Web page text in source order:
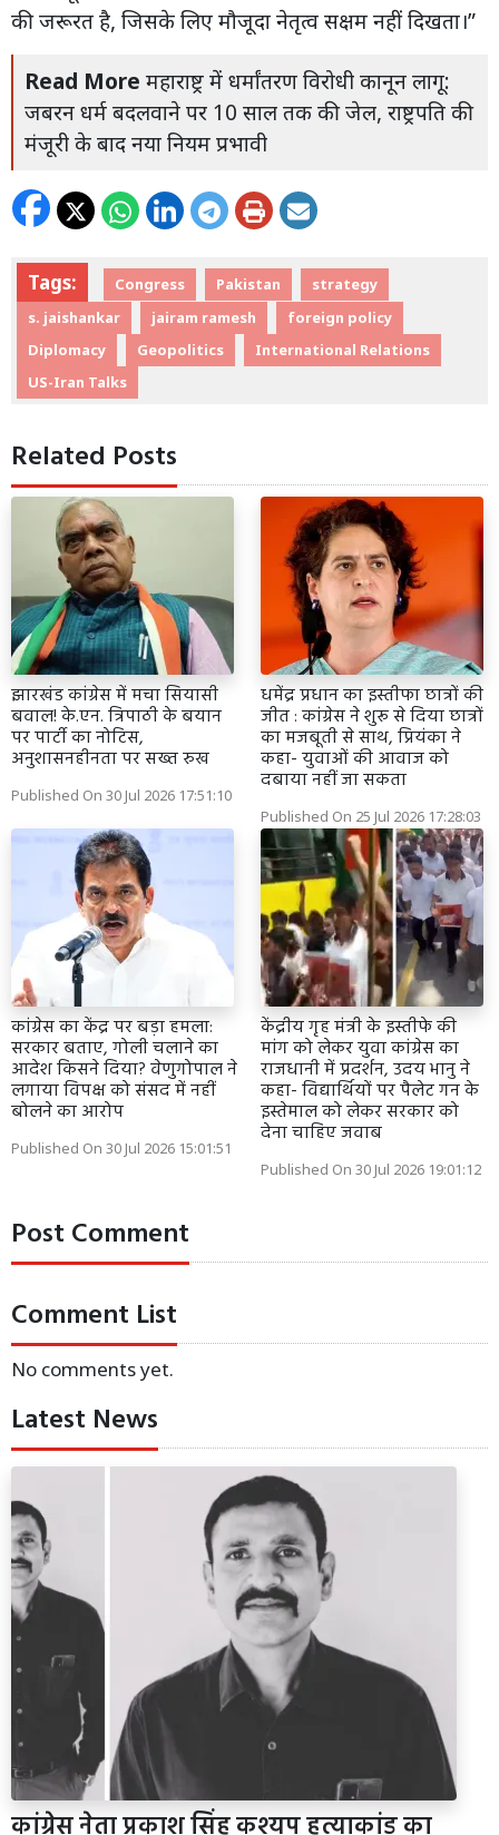
की जरूरत है, जिसके लिए मौजूदा नेतृत्व सक्षम नहीं दिखता।”
Read More महाराष्ट्र में धर्मांतरण विरोधी कानून लागू:
जबरन धर्म बदलवाने पर 10 साल तक की जेल, राष्ट्रपति की
मंजूरी के बाद नया नियम प्रभावी
Tags: Congress Pakistan
strategy
s. jaishankar
jairam ramesh
foreign policy
Diplomacy
Geopolitics
International Relations
US-Iran Talks
Related Posts
झारखंड कांग्रेस में मचा सियासी
बवाल! के.एन. त्रिपाठी के बयान
पर पार्टी का नोटिस,
अनुशासनहीनता पर सख्त रुख
Published On 30 Jul 2026 17:51:10
धमेंद्र प्रधान का इस्तीफा छात्रों की
जीत : कांग्रेस ने शुरू से दिया छात्रों
का मजबूती से साथ, प्रियंका ने
कहा- युवाओं की आवाज को
दबाया नहीं जा सकता
Published On 25 Jul 2026 17:28:03
कांग्रेस का केंद्र पर बड़ा हमला:
सरकार बताए, गोली चलाने का
आदेश किसने दिया? वेणुगोपाल ने
लगाया विपक्ष को संसद में नहीं
बोलने का आरोप
Published On 30 Jul 2026 15:01:51
केंद्रीय गृह मंत्री के इस्तीफे की
मांग को लेकर युवा कांग्रेस का
राजधानी में प्रदर्शन, उदय भानु ने
कहा- विद्यार्थियों पर पैलेट गन के
इस्तेमाल को लेकर सरकार को
देना चाहिए जवाब
Published On 30 Jul 2026 19:01:12
Post Comment
Comment List
No comments yet.
Latest News